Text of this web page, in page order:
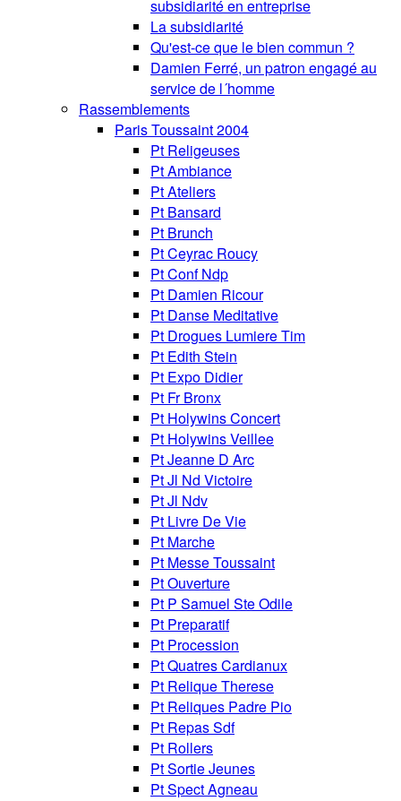
subsidiarité en entreprise
La subsidiarité
Qu'est-ce que le bien commun ?
Damien Ferré, un patron engagé au
service de l´homme
Rassemblements
Paris Toussaint 2004
Pt Religeuses
Pt Ambiance
Pt Ateliers
Pt Bansard
Pt Brunch
Pt Ceyrac Roucy
Pt Conf Ndp
Pt Damien Ricour
Pt Danse Meditative
Pt Drogues Lumiere Tim
Pt Edith Stein
Pt Expo Didier
Pt Fr Bronx
Pt Holywins Concert
Pt Holywins Veillee
Pt Jeanne D Arc
Pt Jl Nd Victoire
Pt Jl Ndv
Pt Livre De Vie
Pt Marche
Pt Messe Toussaint
Pt Ouverture
Pt P Samuel Ste Odile
Pt Preparatif
Pt Procession
Pt Quatres Cardianux
Pt Relique Therese
Pt Reliques Padre Pio
Pt Repas Sdf
Pt Rollers
Pt Sortie Jeunes
Pt Spect Agneau